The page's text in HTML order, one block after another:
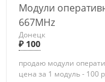
Модули
667МHz
Донецк
₽ 100
продаю модули
цена за 1 модуль - 100